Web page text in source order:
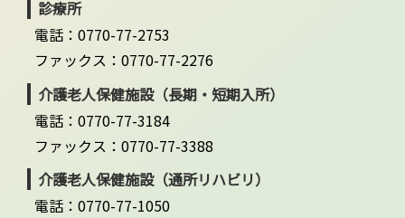
診療所
電話：0770-77-2753
ファックス：0770-77-2276
介護老人保健施設（長期・短期入所）
電話：0770-77-3184
ファックス：0770-77-3388
介護老人保健施設（通所リハビリ）
電話：0770-77-1050